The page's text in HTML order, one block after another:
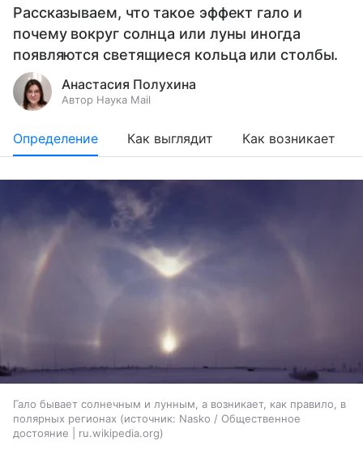
Рассказываем, что такое эффект гало и
почему вокруг солнца или луны иногда
появляются светящиеся кольца или столбы.
Анастасия Полухина
Автор Наука Mail
Определение Как выглядит Как возникает
Гало бывает солнечным и лунным, а возникает, как правило, в
полярных регионах
источник: Nasko / Общественное
достояние | ru.wikipedia.org